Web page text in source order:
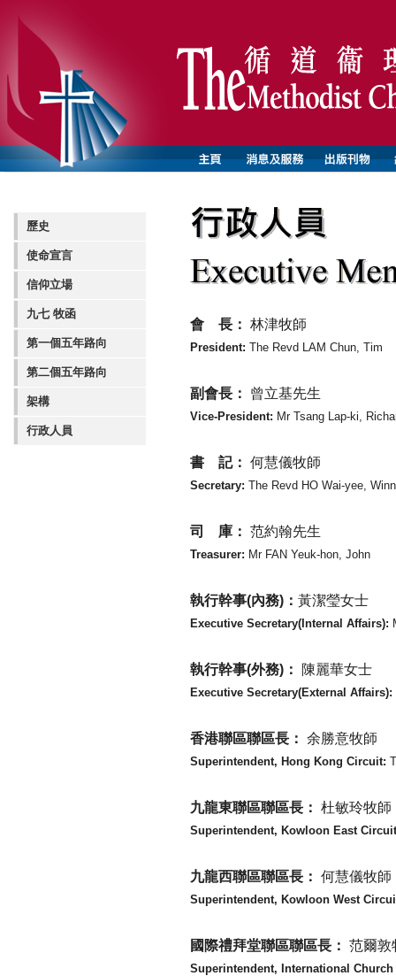
歷史
使命宣言
信仰立場
九七 牧函
第一個五年路向
第二個五年路向
架構
行政人員
會 長： 林津牧師
President: The Revd LAM Chun, Tim
副會長： 曾立基先生
Vice-President: Mr Tsang Lap-ki,
書 記： 何慧儀牧師
Secretary: The Revd HO Wai-yee,
司 庫： 范約翰先生
Treasurer: Mr FAN Yeuk-hon, John
執行幹事(內務)： 黃潔瑩女士
Executive Secretary(Internal Affairs):
執行幹事(外務)： 陳麗華女士
Executive Secretary(External Affairs):
香港聯區聯區長： 余勝意牧師
Superintendent, Hong Kong Circuit:
九龍東聯區聯區長： 杜敏玲牧師
Superintendent, Kowloon East
九龍西聯區聯區長： 何慧儀牧師
Superintendent, Kowloon West
國際禮拜堂聯區聯區長： 范爾敦
Superintendent, International